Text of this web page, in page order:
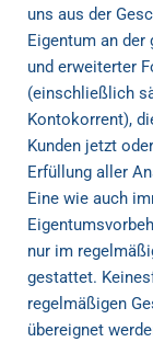
uns aus der
Eigentum an der
und erweiterter
(einschließlich
Kontokorrent),
Kunden jetzt
Erfüllung aller
Eine wie auch
nur im
gestattet.
regelmäßigen
übereignet